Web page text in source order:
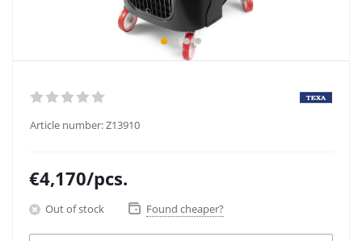
Article number:Z13910
€4,170/pcs.
Out of stock Found cheaper?